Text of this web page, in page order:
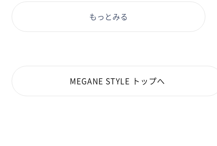
もっとみる
MEGANE STYLE トップへ